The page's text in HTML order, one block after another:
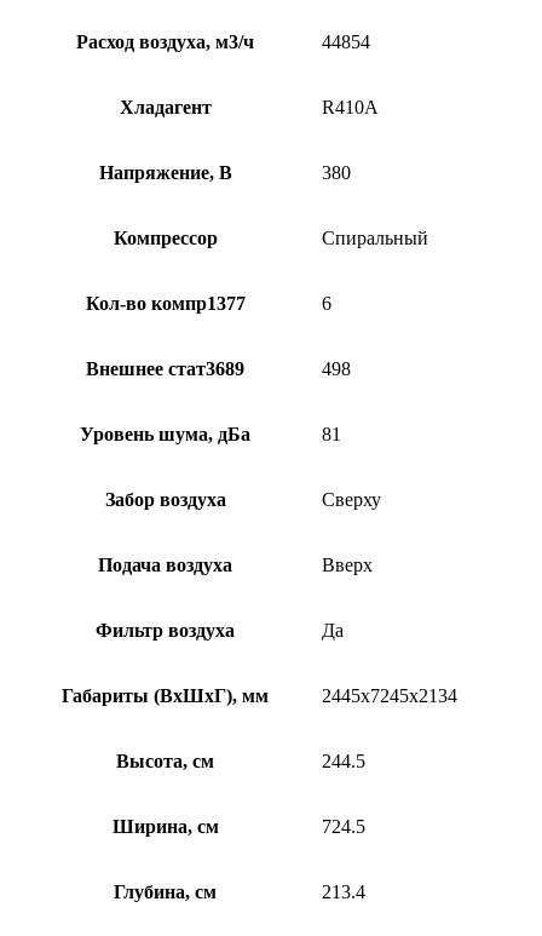
Расход воздуха, м3/ч 44854
Хладагент R410A
Напряжение, В 380
Компрессор Спиральный
Кол-во компр1377 6
Внешнее стат3689 498
Уровень шума, дБа 81
Забор воздуха Сверху
Подача воздуха Вверх
Фильтр воздуха Да
Габариты (ВхШхГ), мм 2445х7245х2134
Высота, см 244.5
Ширина, см 724.5
Глубина, см 213.4